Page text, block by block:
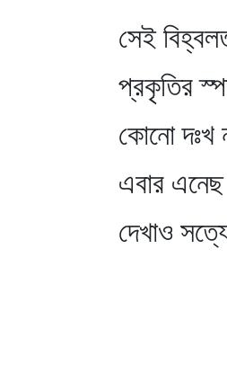
সেই
প্রকৃতির
কোনো দঃখ
এবার
দেখাও